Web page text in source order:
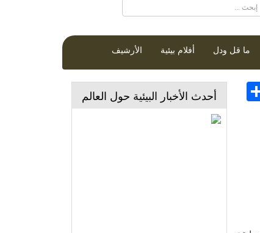
ما قل ودل أفلام بيئية الأرشيف
أحدث الأخبار البيئية حول العالم